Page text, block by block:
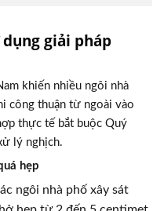
giải pháp
khiến nhiều ngôi nhà
công thuận từ ngoài vào
thực tế bắt buộc Quý
lý nghịch.
hẹp
ngôi nhà phố xây sát